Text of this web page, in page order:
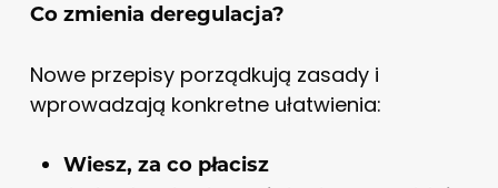
Co zmienia deregulacja?
Nowe przepisy porządkują zasady i
wprowadzają konkretne ułatwienia:
Wiesz, za co płacisz